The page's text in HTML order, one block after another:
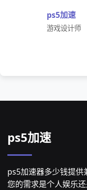
ps5加速
游戏设计师
ps5加速
ps5加速器多少钱提供
您的需求是个人娱乐